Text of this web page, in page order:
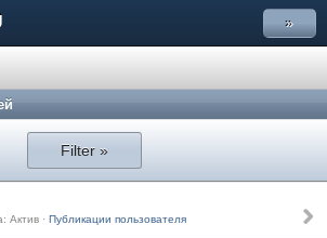
»
Filter »
Сообщений: 1 · Группа: Актив · Публикации пользователя